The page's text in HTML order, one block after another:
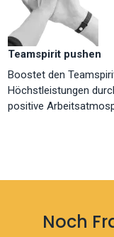
Teamspirit pushen
Boostet den
Höchstleistungen
positive
Noch